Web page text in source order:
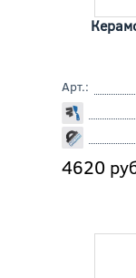
Арт.:
4620